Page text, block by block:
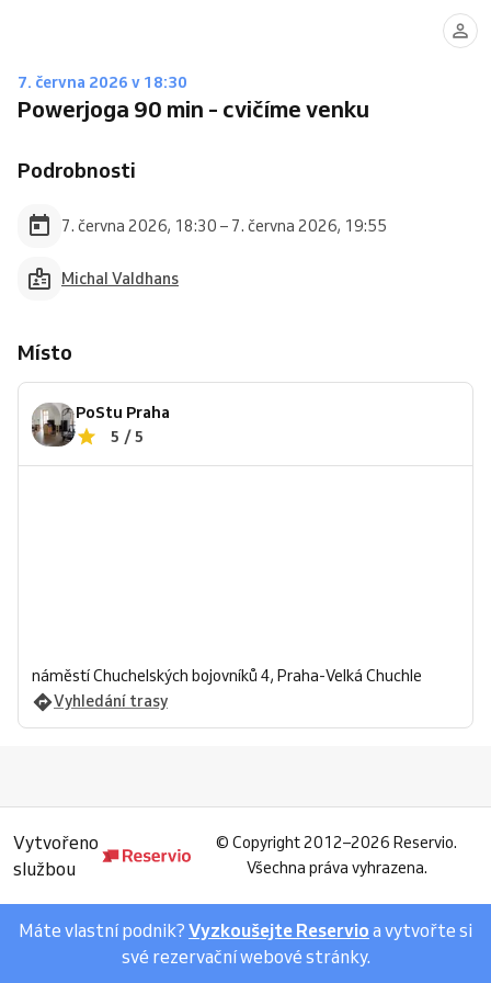
7. června 2026 v 18:30
Powerjoga 90 min - cvičíme venku
Podrobnosti
7. června 2026, 18:30 – 7. června 2026, 19:55
Michal Valdhans
Místo
PoStu Praha
5 / 5
náměstí Chuchelských bojovníků 4, Praha-Velká Chuchle
Vyhledání trasy
Vytvořeno
službou
© Copyright 2012–2026 Reservio.
Všechna práva vyhrazena.
Máte vlastní podnik? Vyzkoušejte Reservio a vytvořte si
své rezervační webové stránky.